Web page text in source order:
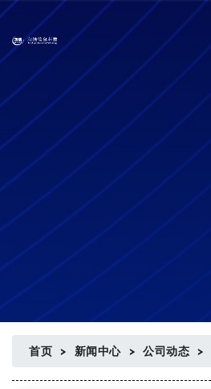
首页 > 新闻中心 > 公司动态 >